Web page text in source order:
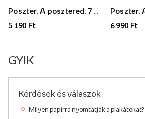
5 190 Ft
6 990 Ft
GYIK
Kérdések és válaszok
Milyen papírra nyomtatják a plakátokat?